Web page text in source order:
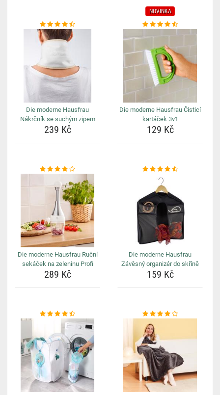
Die moderne Hausfrau
Nákrčník se suchým zipem
239 Kč
NOVINKA
Die moderne Hausfrau Čisticí
kartáček 3v1
129 Kč
Die moderne Hausfrau Ruční
sekáček na zeleninu Profi
289 Kč
Die moderne Hausfrau
Závěsný organizér do skříně
159 Kč